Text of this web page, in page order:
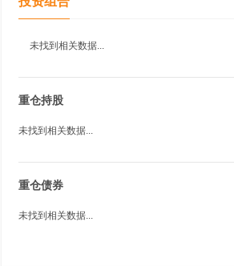
未找到相关数据...
重仓持股
未找到相关数据...
重仓债券
未找到相关数据...